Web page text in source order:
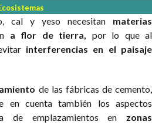
cal y yeso necesitan materias
a flor de tierra, por lo que al
interferencias en el paisaje
de las fábricas de cemento,
en cuenta también los aspectos
de emplazamientos en zonas